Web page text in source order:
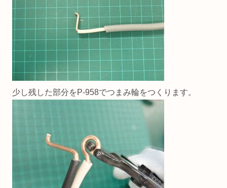
少し残した部分をP-958でつまみ輪をつくります。